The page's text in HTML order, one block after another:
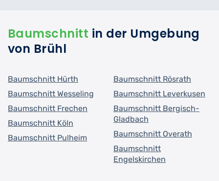
Baumschnitt in der Umgebung
von Brühl
Baumschnitt Hürth
Baumschnitt Wesseling
Baumschnitt Frechen
Baumschnitt Köln
Baumschnitt Pulheim
Baumschnitt Rösrath
Baumschnitt Leverkusen
Baumschnitt Bergisch-
Gladbach
Baumschnitt Overath
Baumschnitt
Engelskirchen